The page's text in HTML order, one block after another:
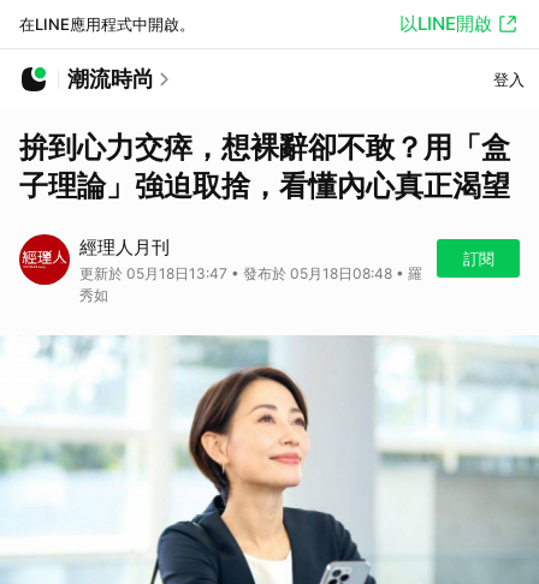
在LINE應用程式中開啟。 以LINE開啟
潮流時尚 登入
拚到心力交瘁，想裸辭卻不敢？用「盒
子理論」強迫取捨，看懂內心真正渴望
經理人月刊
更新於 05月18日13:47 • 發布於 05月18日08:48 • 羅
秀如
訂閱